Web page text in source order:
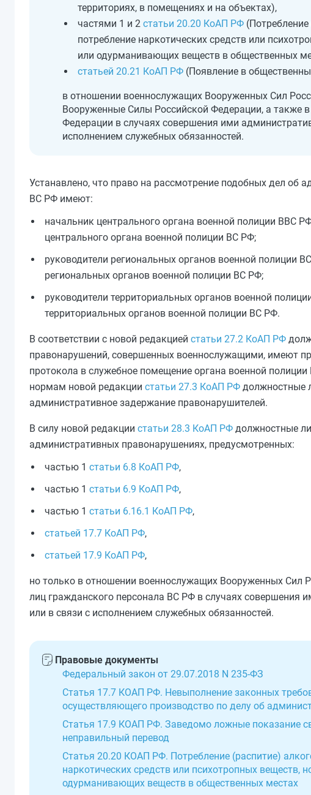
территориях, в помещениях и на объектах),
частями 1 и 2 статьи 20.20 КоАП РФ
потребление наркотических средств или
или одурманивающих веществ в общественных
статьей 20.21 КоАП РФ (Появление в
в отношении военнослужащих Вооруженных Сил
Вооруженные Силы Российской Федерации, а также
Федерации в случаях совершения ими
исполнением служебных обязанностей.
Устанавлено, что право на рассмотрение подобных дел об
ВС РФ имеют:
начальник центрального органа военной полиции ВВС
центрального органа военной полиции ВС РФ;
руководители региональных органов военной полиции
региональных органов военной полиции ВС РФ;
руководители территориальных органов военной
территориальных органов военной полиции ВС РФ.
В соответствии с новой редакцией статьи 27.2 КоАП РФ
правонарушений, совершенных военнослужащими, имеют
протокола в служебное помещение органа военной
нормам новой редакции статьи 27.3 КоАП РФ должностные
административное задержание правонарушителей.
В силу новой редакции статьи 28.3 КоАП РФ должностные
административных правонарушениях, предусмотренных:
частью 1 статьи 6.8 КоАП РФ,
частью 1 статьи 6.9 КоАП РФ,
частью 1 статьи 6.16.1 КоАП РФ,
статьей 17.7 КоАП РФ,
статьей 17.9 КоАП РФ,
но только в отношении военнослужащих Вооруженных
лиц гражданского персонала ВС РФ в случаях совершения
или в связи с исполнением служебных обязанностей.
Правовые документы
Федеральный закон от 29.07.2018 N 235-ФЗ
Статья 17.7 КОАП РФ. Невыполнение законных
осуществляющего производство по делу об
Статья 17.9 КОАП РФ. Заведомо ложные показание
неправильный перевод
Статья 20.20 КОАП РФ. Потребление (распитие)
наркотических средств или психотропных веществ,
одурманивающих веществ в общественных местах